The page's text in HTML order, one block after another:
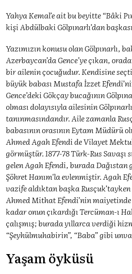
Yahya Kemal’e ait bu beyitte “Bâki
kişi Abdülbaki Gölpınarlı’dan
Yazımızın konusu olan Gölpınarlı,
Azerbaycan’da Gence’ye çıkan,
bir ailenin çocuğudur. Kendisine
büyük babası Mustafa İzzet
Gence’deki Gökçay bucağının
olması dolayısıyla ailesinin
tanınmasındandır. Aile zamanla
babasının orasının Eytam Müdürü
Ahmed Agah Efendi de Vilayet
görmüştür. 1877-78 Türk-Rus Savaşı
gelen Agah Efendi, burada
Şöhret Hanım'la evlenmiştir. Agah
vazife aldıktan başka
Ahmed Mithat Efendi’nin
kadar onun çıkardığı Tercüman-ı
çalışmış; burada yıllarca verdiği
“Şeyhülmuhabirin”, “Baba” gibi
Yaşam öyküsü